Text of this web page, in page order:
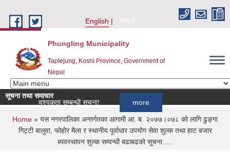
English
नेपाली
Phungling Municipality
Taplejung, Koshi Province, Government of
Nepal
सूचना तथा समाचार
आवश्यकता सम्बन्धी सूचना!
You are here
Home » यस नगरपालिका अन्तर्गतका आगामी आ. ब. २०७७।०७८ को लागि ढुङ्गा
गिट्टी बालुवा, फोहोर मैला र स्थानीय पूर्वाधार उपयोग सेवा शुल्क तथा हाट बजार
ब्यवस्थापन शुल्क सम्वन्धी बढाबढको सूचना.....